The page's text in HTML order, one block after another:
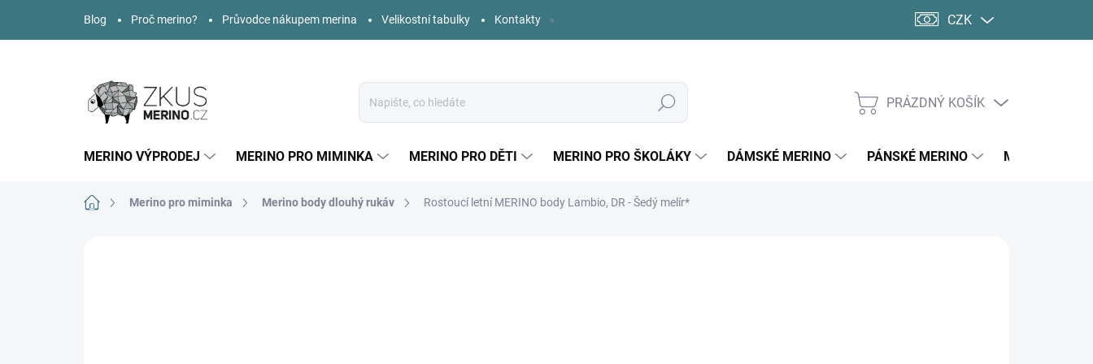
obsah
Blog Proč merino? Průvodce nákupem merina Velikostní tabulky Kontakty CZK
Hledat
NÁKUPNÍ
PRÁZDNÝ KOŠÍK
MERINO VÝPRODEJ MERINO PRO MIMINKA MERINO PRO DĚTI MERINO PRO ŠKOLÁKY DÁMSKÉ MERINO PÁNSKÉ MERINO MERINO
Domů Merino pro miminka Merino body dlouhý rukáv Rostoucí letní MERINO body Lambio, DR - Šedý melír*